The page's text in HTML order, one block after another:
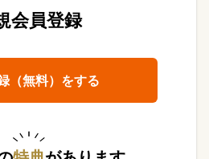
会員登録
（無料）をする